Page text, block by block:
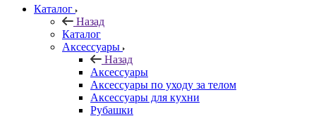
Каталог
Назад
Каталог
Аксессуары
Назад
Аксессуары
Аксессуары по уходу за телом
Аксессуары для кухни
Рубашки